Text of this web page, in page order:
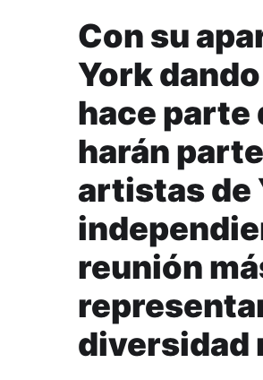
Con su
York
hace parte
harán
artistas de
reunión
diversidad